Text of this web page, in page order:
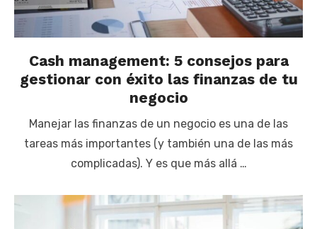
Cash management: 5 consejos para
gestionar con éxito las finanzas de tu
negocio
Manejar las finanzas de un negocio es una de las
tareas más importantes (y también una de las más
complicadas). Y es que más allá …